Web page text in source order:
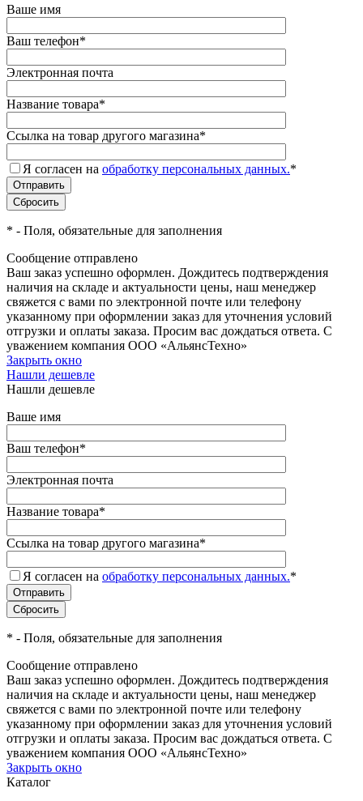
Ваше имя
Ваш телефон*
Электронная почта
Название товара*
Ссылка на товар другого магазина*
Я согласен на обработку персональных данных.*
* - Поля, обязательные для заполнения
Сообщение отправлено
Ваш заказ успешно оформлен. Дождитесь подтверждения
наличия на складе и актуальности цены, наш менеджер
свяжется с вами по электронной почте или телефону
указанному при оформлении заказ для уточнения условий
отгрузки и оплаты заказа. Просим вас дождаться ответа. С
уважением компания ООО «АльянсТехно»
Закрыть окно
Нашли дешевле
Нашли дешевле
Ваше имя
Ваш телефон*
Электронная почта
Название товара*
Ссылка на товар другого магазина*
Я согласен на обработку персональных данных.*
* - Поля, обязательные для заполнения
Сообщение отправлено
Ваш заказ успешно оформлен. Дождитесь подтверждения
наличия на складе и актуальности цены, наш менеджер
свяжется с вами по электронной почте или телефону
указанному при оформлении заказ для уточнения условий
отгрузки и оплаты заказа. Просим вас дождаться ответа. С
уважением компания ООО «АльянсТехно»
Закрыть окно
Каталог